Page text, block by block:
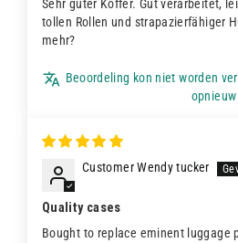
Sehr guter Koffer. Gut verarbeitet,
tollen Rollen und strapazierfähiger
mehr?
Beoordeling kon niet worden
opnieuw
Customer Wendy tucker
Quality cases
Bought to replace eminent luggage